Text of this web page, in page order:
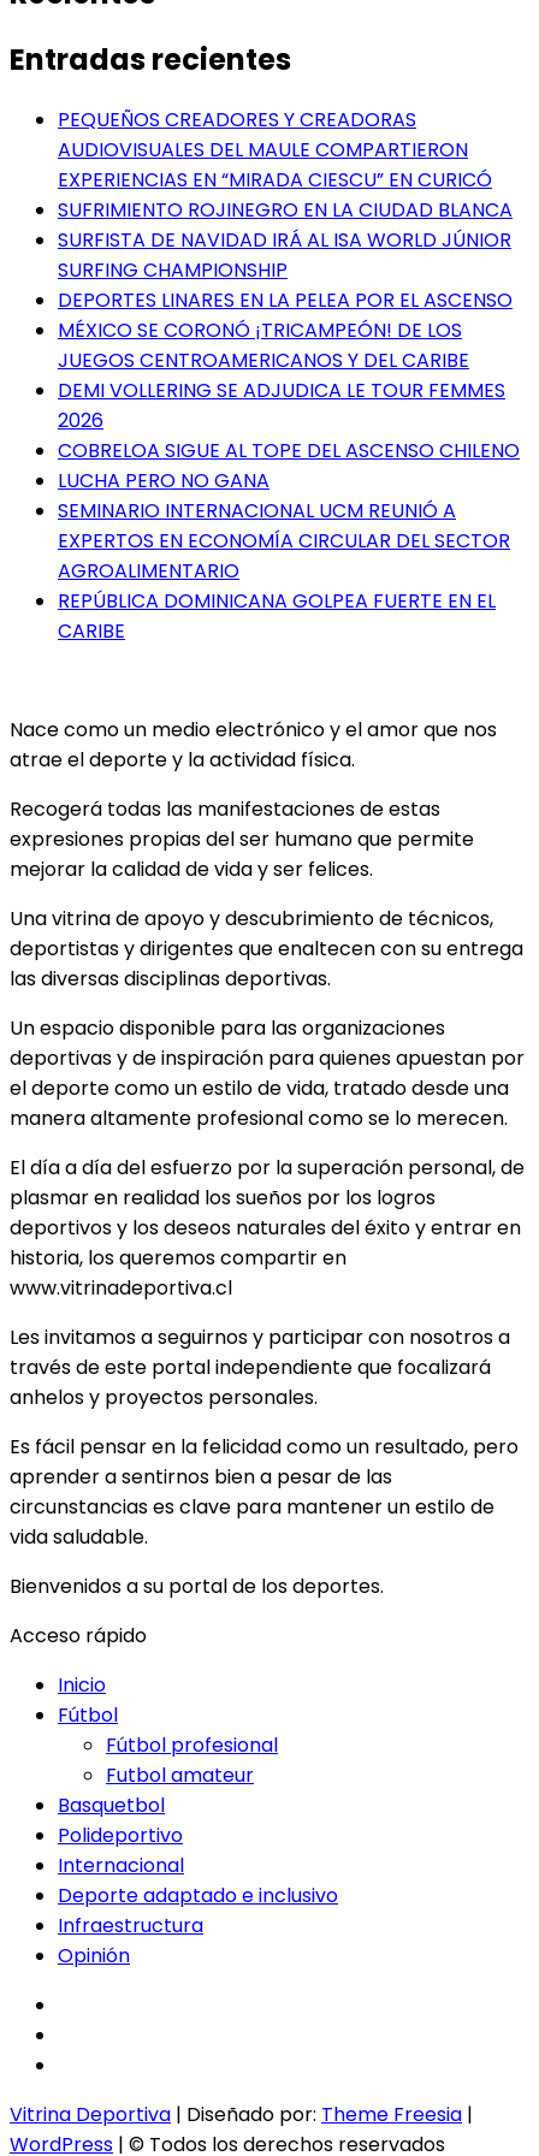
Entradas recientes
PEQUEÑOS CREADORES Y CREADORAS
AUDIOVISUALES DEL MAULE COMPARTIERON
EXPERIENCIAS EN “MIRADA CIESCU” EN CURICÓ
SUFRIMIENTO ROJINEGRO EN LA CIUDAD BLANCA
SURFISTA DE NAVIDAD IRÁ AL ISA WORLD JÚNIOR
SURFING CHAMPIONSHIP
DEPORTES LINARES EN LA PELEA POR EL ASCENSO
MÉXICO SE CORONÓ ¡TRICAMPEÓN! DE LOS
JUEGOS CENTROAMERICANOS Y DEL CARIBE
DEMI VOLLERING SE ADJUDICA LE TOUR FEMMES
2026
COBRELOA SIGUE AL TOPE DEL ASCENSO CHILENO
LUCHA PERO NO GANA
SEMINARIO INTERNACIONAL UCM REUNIÓ A
EXPERTOS EN ECONOMÍA CIRCULAR DEL SECTOR
AGROALIMENTARIO
REPÚBLICA DOMINICANA GOLPEA FUERTE EN EL
CARIBE
Nace como un medio electrónico y el amor que nos
atrae el deporte y la actividad física.
Recogerá todas las manifestaciones de estas
expresiones propias del ser humano que permite
mejorar la calidad de vida y ser felices.
Una vitrina de apoyo y descubrimiento de técnicos,
deportistas y dirigentes que enaltecen con su entrega
las diversas disciplinas deportivas.
Un espacio disponible para las organizaciones
deportivas y de inspiración para quienes apuestan por
el deporte como un estilo de vida, tratado desde una
manera altamente profesional como se lo merecen.
El día a día del esfuerzo por la superación personal, de
plasmar en realidad los sueños por los logros
deportivos y los deseos naturales del éxito y entrar en
historia, los queremos compartir en
www.vitrinadeportiva.cl
Les invitamos a seguirnos y participar con nosotros a
través de este portal independiente que focalizará
anhelos y proyectos personales.
Es fácil pensar en la felicidad como un resultado, pero
aprender a sentirnos bien a pesar de las
circunstancias es clave para mantener un estilo de
vida saludable.
Bienvenidos a su portal de los deportes.
Acceso rápido
Inicio
Fútbol
Fútbol profesional
Futbol amateur
Basquetbol
Polideportivo
Internacional
Deporte adaptado e inclusivo
Infraestructura
Opinión
Vitrina Deportiva | Diseñado por: Theme Freesia |
WordPress | © Todos los derechos reservados